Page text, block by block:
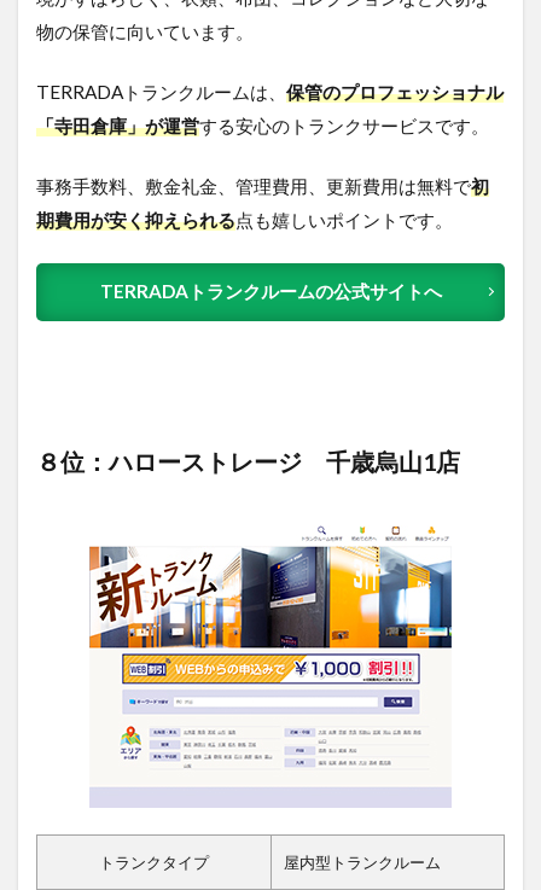
物の保管に向いています。
TERRADAトランクルームは、 保管のプロフェッショナル
「寺田倉庫」が運営する安心のトランクサービスです。
事務手数料、敷金礼金、管理費用、更新費用は無料で初
期費用が安く抑えられる点も嬉しいポイントです。
TERRADAトランクルームの公式サイトへ
８位：ハローストレージ 千歳烏山1店
トランクタイプ 屋内型トランクルーム